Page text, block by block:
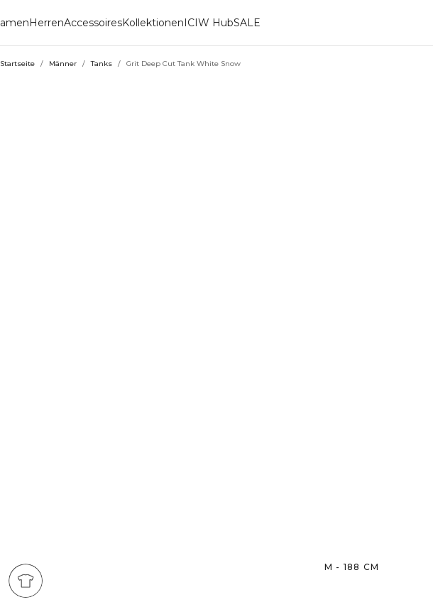
HerrenAccessoiresKollektionenICIW HubSALE
Startseite / Männer / Tanks / Grit Deep Cut Tank White Snow
M - 188 CM